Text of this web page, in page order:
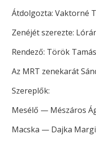
Átdolgozta: Vaktorné
Zenéjét szerezte:
Rendező: Török Tamás
Az MRT zenekarát
Szereplők:
Mesélő — Mészáros
Macska — Dajka